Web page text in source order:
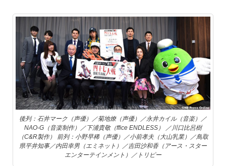
後列：石井マーク（声優）／菊地燎（声優）／永井カイル（音楽）／
NAO-G（音楽制作）／下浦貴敬（ffice ENDLESS） ／川口比呂樹
（C&R製作） 前列：小野早稀（声優）／小前孝夫（大山乳業）／鳥取
県平井知事／内田幸男（エミネット）／吉田沙和香（アース・スター
エンターテインメント）／トリピー